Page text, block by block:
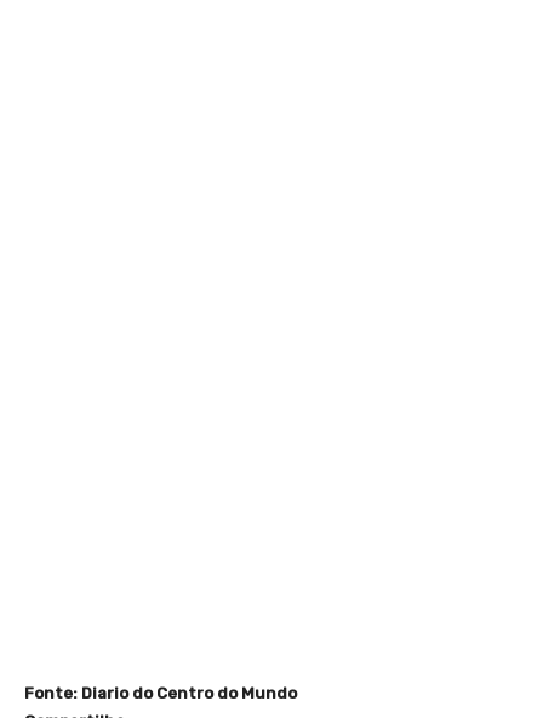
Fonte: Diario do Centro do Mundo